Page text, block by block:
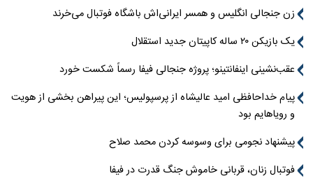
زن جنجالی انگلیس و همسر ایرانی‌اش باشگاه فوتبال می‌خرند
یک بازیکن ۲۰ ساله کاپیتان جدید استقلال
عقب‌نشینی اینفانتینو؛ پروژه جنجالی فیفا رسماً شکست خورد
پیام خداحافظی امید عالیشاه از پرسپولیس؛ این پیراهن بخشی از هویت
و رویاهایم بود
پیشنهاد نجومی برای وسوسه کردن محمد صلاح
فوتبال زنان، قربانی خاموش جنگ قدرت در فیفا